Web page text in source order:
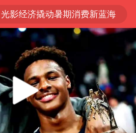
光影经济撬动暑期消费新蓝海
新疆优化调整景区内自驾服务费
“新疆的交警怎么个个像我妈”
情侣平潭拍日出坠崖1死1伤
西湖突现狂风暴雨 游客瞬间被浇透